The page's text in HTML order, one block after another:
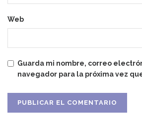
Web
Guarda mi nombre, correo
navegador para la próxima vez